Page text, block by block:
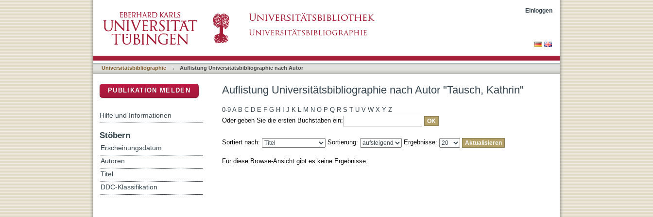
Einloggen
Universitätsbibliographie → Auflistung Universitätsbibliographie nach Autor
Auflistung Universitätsbibliographie nach Autor "Tausch, Kathrin"
0-9 A B C D E F G H J K L M N O P Q R S T U V W X Y Z
Oder geben Sie die ersten Buchstaben ein:
Sortiert nach: Sortierung: Ergebnisse:
Für diese Browse-Ansicht gibt es keine Ergebnisse.
PUBLIKATION MELDEN
Hilfe und Informationen
Stöbern
Erscheinungsdatum
Autoren
Titel
DDC-Klassifikation